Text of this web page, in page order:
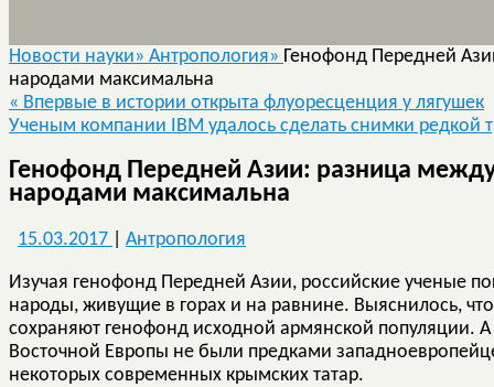
Новости науки» Антропология» Генофонд Передней
народами максимальна
« Впервые в истории открыта флуоресценция у лягушек
Ученым компании IBM удалось сделать снимки редкой
Генофонд Передней Азии: разница
народами максимальна
15.03.2017 Антропология
Изучая генофонд Передней Азии, российские ученые
народы, живущие в горах и на равнине. Выяснилось,
сохраняют генофонд исходной армянской популяции.
Восточной Европы не были предками
некоторых современных крымских татар.